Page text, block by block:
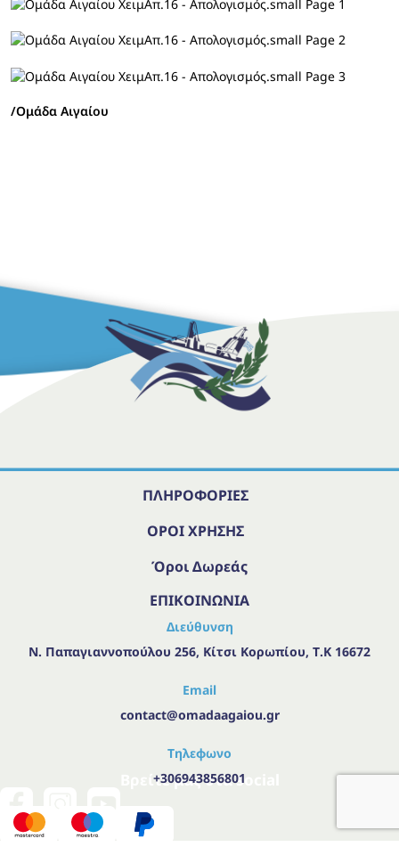
/Ομάδα Αιγαίου
ΠΛΗΡΟΦΟΡΙΕΣ
ΟΡΟΙ ΧΡΗΣΗΣ
Όροι Δωρεάς
ΕΠΙΚΟΙΝΩΝΙΑ
Διεύθυνση
Ν. Παπαγιαννοπούλου 256, Κίτσι Κορωπίου, Τ.Κ 16672
Email
contact@omadaagaiou.gr
Τηλεφωνο
+306943856801
Βρείτε μας στα social